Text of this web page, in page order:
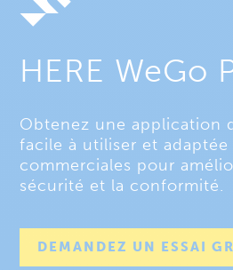
HERE WeGo
Obtenez une application
facile à utiliser et
commerciales pour
sécurité et la conformité.
DEMANDEZ UN ESSAI